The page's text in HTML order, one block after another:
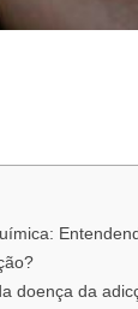
doença da